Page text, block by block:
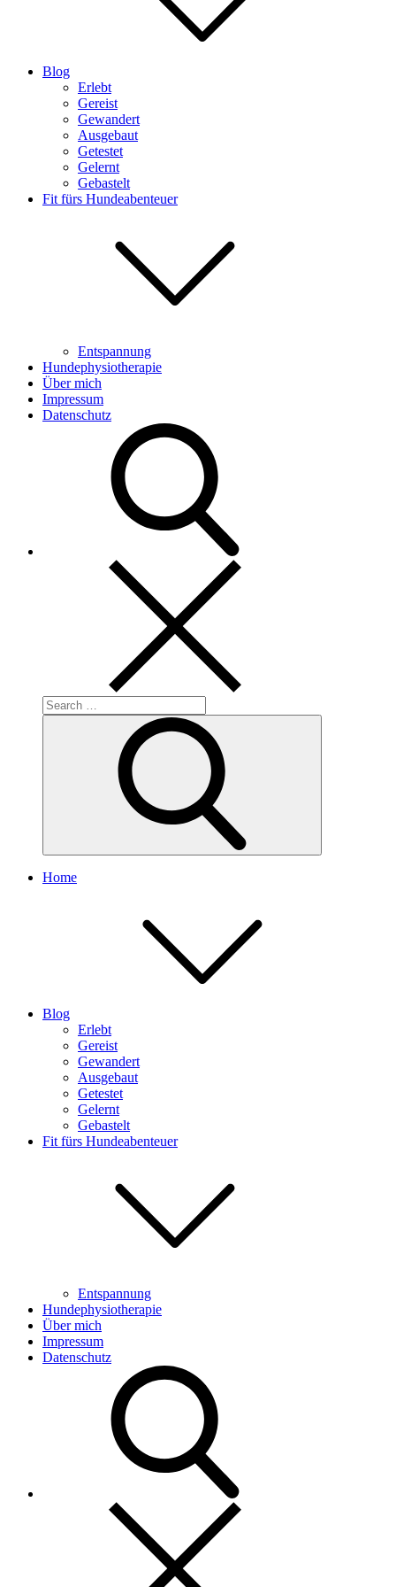
Blog
Erlebt
Gereist
Gewandert
Ausgebaut
Getestet
Gelernt
Gebastelt
Fit fürs Hundeabenteuer
Entspannung
Hundephysiotherapie
Über mich
Impressum
Datenschutz
Search
for:
Home
Blog
Erlebt
Gereist
Gewandert
Ausgebaut
Getestet
Gelernt
Gebastelt
Fit fürs Hundeabenteuer
Entspannung
Hundephysiotherapie
Über mich
Impressum
Datenschutz